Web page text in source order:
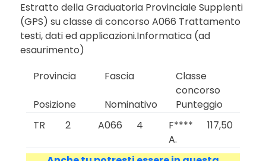
Estratto della Graduatoria Provinciale Supplenti
(GPS) su classe di concorso A066 Trattamento
testi, dati ed applicazioni.Informatica (ad
esaurimento)
Provincia
Fascia
Classe
concorso
Posizione
Nominativo
Punteggio
TR
2 A066 4
F****
A.
117,50